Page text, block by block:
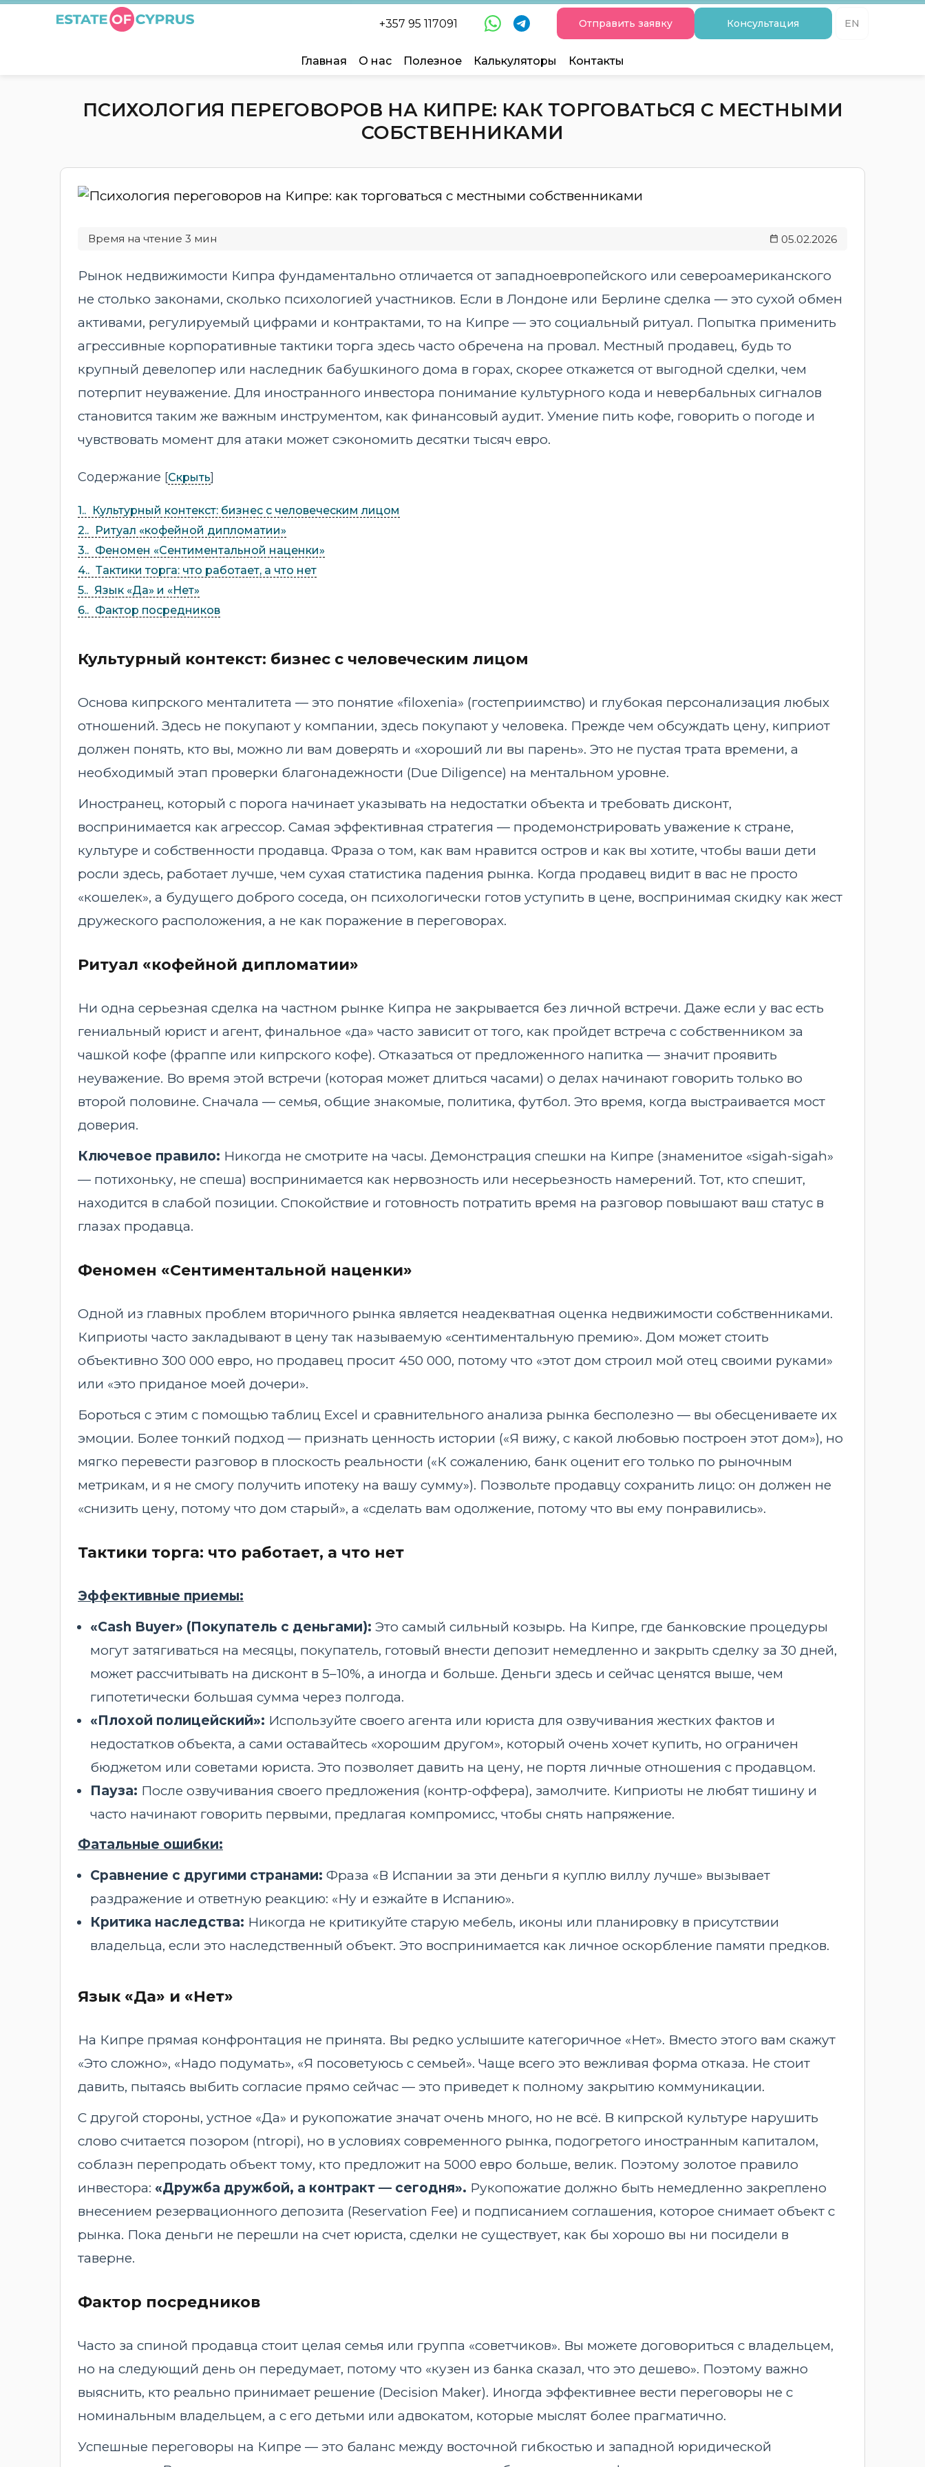
+357 95 117091 Отправить заявку Консультация EN
Главная О нас Полезное Калькуляторы Контакты
ПСИХОЛОГИЯ ПЕРЕГОВОРОВ НА КИПРЕ: КАК ТОРГОВАТЬСЯ С МЕСТНЫМИ
СОБСТВЕННИКАМИ
05.02.2026
Рынок недвижимости Кипра фундаментально отличается от западноевропейского или североамериканского
не столько законами, сколько психологией участников. Если в Лондоне или Берлине сделка — это сухой обмен
активами, регулируемый цифрами и контрактами, то на Кипре — это социальный ритуал. Попытка применить
агрессивные корпоративные тактики торга здесь часто обречена на провал. Местный продавец, будь то
крупный девелопер или наследник бабушкиного дома в горах, скорее откажется от выгодной сделки, чем
потерпит неуважение. Для иностранного инвестора понимание культурного кода и невербальных сигналов
становится таким же важным инструментом, как финансовый аудит. Умение пить кофе, говорить о погоде и
чувствовать момент для атаки может сэкономить десятки тысяч евро.
Содержание [Скрыть]
1.
Культурный контекст: бизнес с человеческим лицом
2.
Ритуал «кофейной дипломатии»
3.
Феномен «Сентиментальной наценки»
4.
Тактики торга: что работает, а что нет
5.
Язык «Да» и «Нет»
6.
Фактор посредников
Культурный контекст: бизнес с человеческим лицом
Основа кипрского менталитета — это понятие «filoxenia» (гостеприимство) и глубокая персонализация любых
отношений. Здесь не покупают у компании, здесь покупают у человека. Прежде чем обсуждать цену, киприот
должен понять, кто вы, можно ли вам доверять и «хороший ли вы парень». Это не пустая трата времени, а
необходимый этап проверки благонадежности (Due Diligence) на ментальном уровне.
Иностранец, который с порога начинает указывать на недостатки объекта и требовать дисконт,
воспринимается как агрессор. Самая эффективная стратегия — продемонстрировать уважение к стране,
культуре и собственности продавца. Фраза о том, как вам нравится остров и как вы хотите, чтобы ваши дети
росли здесь, работает лучше, чем сухая статистика падения рынка. Когда продавец видит в вас не просто
«кошелек», а будущего доброго соседа, он психологически готов уступить в цене, воспринимая скидку как жест
дружеского расположения, а не как поражение в переговорах.
Ритуал «кофейной дипломатии»
Ни одна серьезная сделка на частном рынке Кипра не закрывается без личной встречи. Даже если у вас есть
гениальный юрист и агент, финальное «да» часто зависит от того, как пройдет встреча с собственником за
чашкой кофе (фраппе или кипрского кофе). Отказаться от предложенного напитка — значит проявить
неуважение. Во время этой встречи (которая может длиться часами) о делах начинают говорить только во
второй половине. Сначала — семья, общие знакомые, политика, футбол. Это время, когда выстраивается мост
доверия.
Ключевое правило: Никогда не смотрите на часы. Демонстрация спешки на Кипре (знаменитое «sigah-sigah»
— потихоньку, не спеша) воспринимается как нервозность или несерьезность намерений. Тот, кто спешит,
находится в слабой позиции. Спокойствие и готовность потратить время на разговор повышают ваш статус в
глазах продавца.
Феномен «Сентиментальной наценки»
Одной из главных проблем вторичного рынка является неадекватная оценка недвижимости собственниками.
Киприоты часто закладывают в цену так называемую «сентиментальную премию». Дом может стоить
объективно 300 000 евро, но продавец просит 450 000, потому что «этот дом строил мой отец своими руками»
или «это приданое моей дочери».
Бороться с этим с помощью таблиц Excel и сравнительного анализа рынка бесполезно — вы обесцениваете их
эмоции. Более тонкий подход — признать ценность истории («Я вижу, с какой любовью построен этот дом»), но
мягко перевести разговор в плоскость реальности («К сожалению, банк оценит его только по рыночным
метрикам, и я не смогу получить ипотеку на вашу сумму»). Позвольте продавцу сохранить лицо: он должен не
«снизить цену, потому что дом старый», а «сделать вам одолжение, потому что вы ему понравились».
Тактики торга: что работает, а что нет
Эффективные приемы:
«Cash Buyer» (Покупатель с деньгами): Это самый сильный козырь. На Кипре, где банковские процедуры
могут затягиваться на месяцы, покупатель, готовый внести депозит немедленно и закрыть сделку за 30 дней,
может рассчитывать на дисконт в 5–10%, а иногда и больше. Деньги здесь и сейчас ценятся выше, чем
гипотетически большая сумма через полгода.
«Плохой полицейский»: Используйте своего агента или юриста для озвучивания жестких фактов и
недостатков объекта, а сами оставайтесь «хорошим другом», который очень хочет купить, но ограничен
бюджетом или советами юриста. Это позволяет давить на цену, не портя личные отношения с продавцом.
Пауза: После озвучивания своего предложения (контр-оффера), замолчите. Киприоты не любят тишину и
часто начинают говорить первыми, предлагая компромисс, чтобы снять напряжение.
Фатальные ошибки:
Сравнение с другими странами: Фраза «В Испании за эти деньги я куплю виллу лучше» вызывает
раздражение и ответную реакцию: «Ну и езжайте в Испанию».
Критика наследства: Никогда не критикуйте старую мебель, иконы или планировку в присутствии
владельца, если это наследственный объект. Это воспринимается как личное оскорбление памяти предков.
Язык «Да» и «Нет»
На Кипре прямая конфронтация не принята. Вы редко услышите категоричное «Нет». Вместо этого вам скажут
«Это сложно», «Надо подумать», «Я посоветуюсь с семьей». Чаще всего это вежливая форма отказа. Не стоит
давить, пытаясь выбить согласие прямо сейчас — это приведет к полному закрытию коммуникации.
С другой стороны, устное «Да» и рукопожатие значат очень много, но не всё. В кипрской культуре нарушить
слово считается позором (ntropi), но в условиях современного рынка, подогретого иностранным капиталом,
соблазн перепродать объект тому, кто предложит на 5000 евро больше, велик. Поэтому золотое правило
инвестора: «Дружба дружбой, а контракт — сегодня». Рукопожатие должно быть немедленно закреплено
внесением резервационного депозита (Reservation Fee) и подписанием соглашения, которое снимает объект с
рынка. Пока деньги не перешли на счет юриста, сделки не существует, как бы хорошо вы ни посидели в
таверне.
Фактор посредников
Часто за спиной продавца стоит целая семья или группа «советчиков». Вы можете договориться с владельцем,
но на следующий день он передумает, потому что «кузен из банка сказал, что это дешево». Поэтому важно
выяснить, кто реально принимает решение (Decision Maker). Иногда эффективнее вести переговоры не с
номинальным владельцем, а с его детьми или адвокатом, которые мыслят более прагматично.
Успешные переговоры на Кипре — это баланс между восточной гибкостью и западной юридической